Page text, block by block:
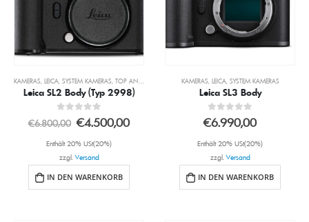
KAMERAS LEICA SYSTEM KAMERAS TOP ANGEBOTE
Leica SL2 Body (Typ 2998)
0 out of 5
€6.800,00 €4.500,00
Enthält 20% USt(20%)
zzgl.Versand
IN DEN WARENKORB
KAMERAS LEICA, SYSTEM KAMERAS
Leica SL3 Body
0 out of 5
€6.990,00
Enthält 20% USt(20%)
zzgl.Versand
IN DEN WARENKORB